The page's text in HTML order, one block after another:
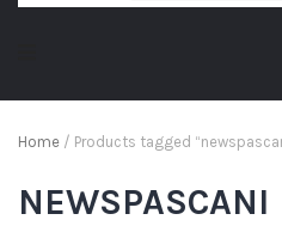
Home / Products tagged
NEWSPASCANI